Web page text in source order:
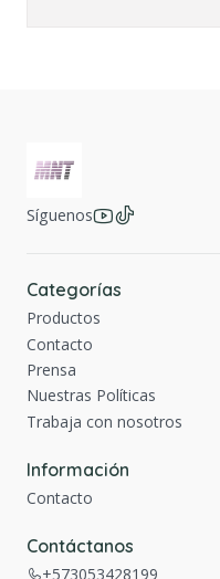
Síguenos
Categorías
Productos
Contacto
Prensa
Nuestras Políticas
Trabaja con nosotros
Información
Contacto
Contáctanos
+573053428199